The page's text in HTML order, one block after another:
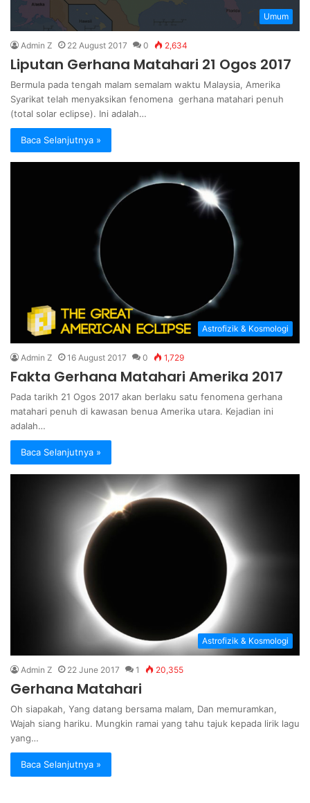
Umum
Admin Z 22 August 2017 0 2,634
Liputan Gerhana Matahari 21 Ogos 2017
Bermula pada tengah malam semalam waktu Malaysia, Amerika
Syarikat telah menyaksikan fenomena gerhana matahari penuh
(total solar eclipse). Ini adalah…
Baca Selanjutnya »
Astrofizik & Kosmologi
Admin Z 16 August 2017 0 1,729
Fakta Gerhana Matahari Amerika 2017
Pada tarikh 21 Ogos 2017 akan berlaku satu fenomena gerhana
matahari penuh di kawasan benua Amerika utara. Kejadian ini
adalah…
Baca Selanjutnya »
Astrofizik & Kosmologi
Admin Z 22 June 2017 1 20,355
Gerhana Matahari
Oh siapakah, Yang datang bersama malam, Dan memuramkan,
Wajah siang hariku. Mungkin ramai yang tahu tajuk kepada lirik lagu
yang…
Baca Selanjutnya »